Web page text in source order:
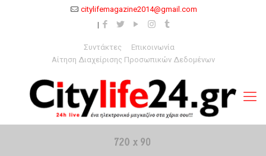
citylifemagazine2014@gmail.com
Συντάκτες
Επικοινωνία
Αίτηση Διαχείρισης Προσωπικών Δεδομένων